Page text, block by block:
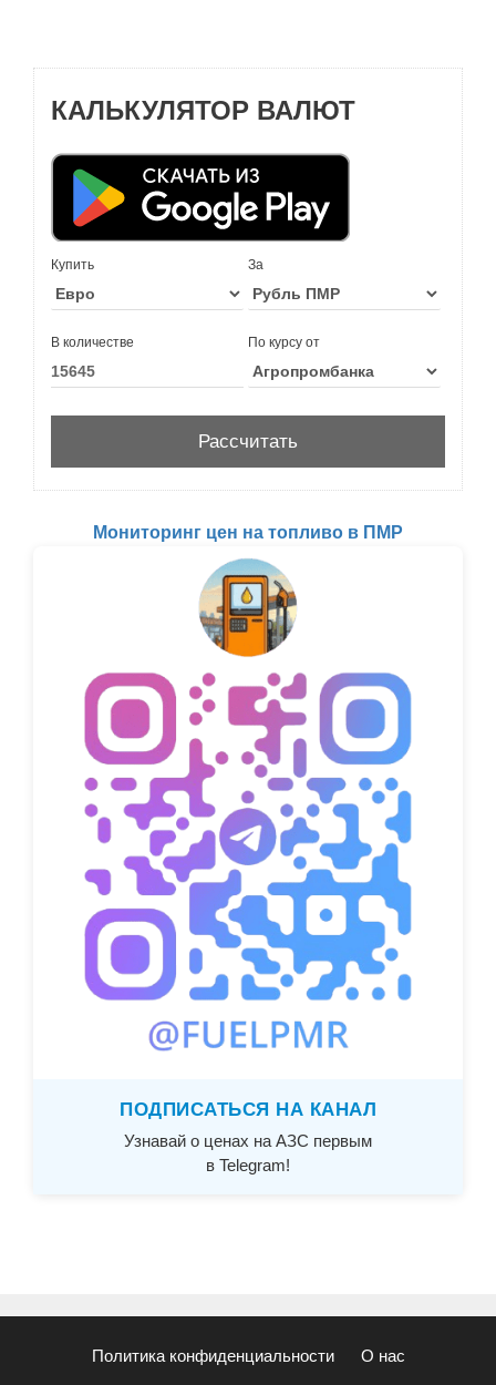
КАЛЬКУЛЯТОР ВАЛЮТ
Купить За
В количестве По курсу от
Мониторинг цен на топливо в ПМР
ПОДПИСАТЬСЯ НА КАНАЛ
Узнавай о ценах на АЗС первым
в Telegram!
Политика конфиденциальности О нас